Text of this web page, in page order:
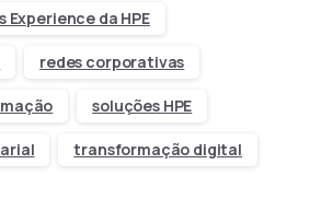
da HPE
redes corporativas
soluções HPE
transformação digital